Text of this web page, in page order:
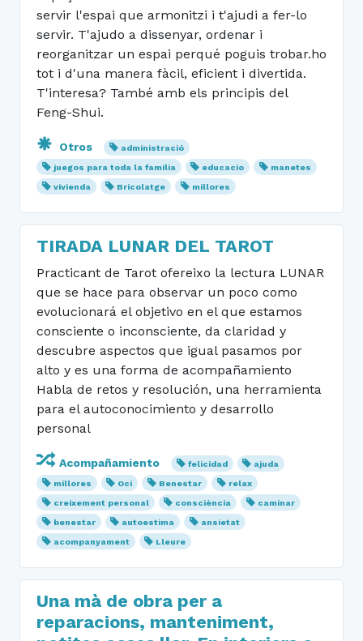
servir l'espai que armonitzi i t'ajudi a fer-lo
servir. T'ajudo a dissenyar, ordenar i
reorganitzar un espai perqué poguis trobar.ho
tot i d'una manera fàcil, eficient i divertida.
T'interesa? També amb els principis del
Feng-Shui.
Otros
administració
juegos para toda la familia
educacio
manetes
vivienda
Bricolatge millores
TIRADA LUNAR DEL TAROT
Practicant de Tarot ofereixo la lectura LUNAR
que se hace para observar un poco como
evolucionará el objetivo en el que estamos
consciente o inconsciente, da claridad y
descubre aspectos que igual pasamos por
alto y es una forma de acompañamiento
Habla de retos y resolución, una herramienta
para el autoconocimiento y desarrollo
personal
Acompañamiento felicidad
ajuda
millores
Oci Benestar
relax
creixement personal
consciència
caminar
benestar
autoestima
ansietat
acompanyament
Lleure
Una mà de obra per a
reparacions, manteniment,